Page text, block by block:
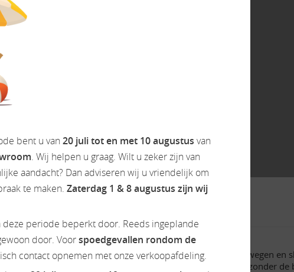
van slechts 214 cm trotseert hij moeiteloos smalle wegen en
Het Clever-Lift (optie) bed creëert extra slaapruimte zonder de
bent u van 20 juli tot en met 10 augustus van
. Wij helpen u graag. Wilt u zeker zijn van
aandacht? Dan adviseren wij u vriendelijk om
te maken. Zaterdag 1 & 8 augustus zijn wij
deze periode beperkt door. Reeds ingeplande
door. Voorspoedgevallen rondom de
contact opnemen met onze verkoopafdeling.